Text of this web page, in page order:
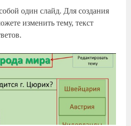
один слайд. Для создания
изменить тему, текст